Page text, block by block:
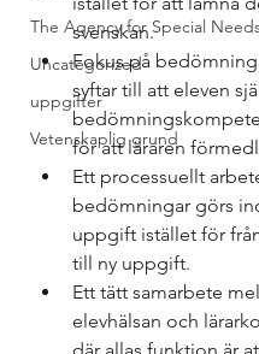
The Agency for Special
Uncategorized
uppgifter
Vetenskaplig grund
svenskan.
Fokus på
syftar till att eleven
för att läraren
Ett processuellt
bedömningar görs
uppgift istället för
till ny uppgift.
Ett tätt samarbete
elevhälsan och